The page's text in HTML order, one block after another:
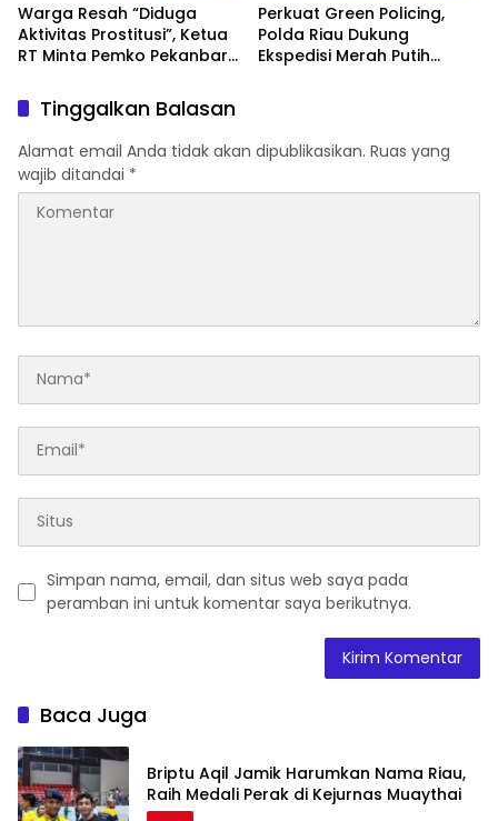
Warga Resah “Diduga
Aktivitas Prostitusi”, Ketua
RT Minta Pemko Pekanbaru
Aktivitas Z Homestay di
Jalan Tanjung Datuk
Perkuat Green Policing,
Polda Riau Dukung
Ekspedisi Merah Putih
Tinggalkan Balasan
Alamat email Anda tidak akan dipublikasikan. Ruas yang
wajib ditandai *
Simpan nama, email, dan situs web saya pada
peramban ini untuk komentar saya berikutnya.
Baca Juga
Briptu Aqil Jamik Harumkan Nama Riau,
Raih Medali Perak di Kejurnas Muaythai